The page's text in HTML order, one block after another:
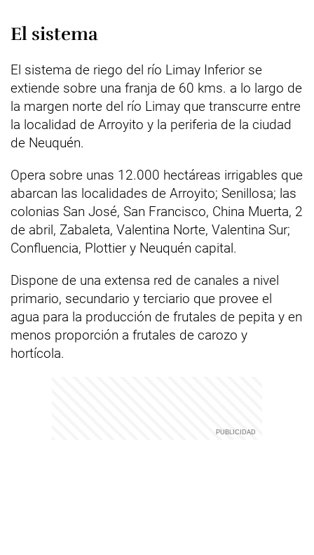
El sistema
El sistema de riego del río Limay Inferior se
extiende sobre una franja de 60 kms. a lo largo de
la margen norte del río Limay que transcurre entre
la localidad de Arroyito y la periferia de la ciudad
de Neuquén.
Opera sobre unas 12.000 hectáreas irrigables que
abarcan las localidades de Arroyito; Senillosa; las
colonias San José, San Francisco, China Muerta, 2
de abril, Zabaleta, Valentina Norte, Valentina Sur;
Confluencia, Plottier y Neuquén capital.
Dispone de una extensa red de canales a nivel
primario, secundario y terciario que provee el
agua para la producción de frutales de pepita y en
menos proporción a frutales de carozo y
hortícola.